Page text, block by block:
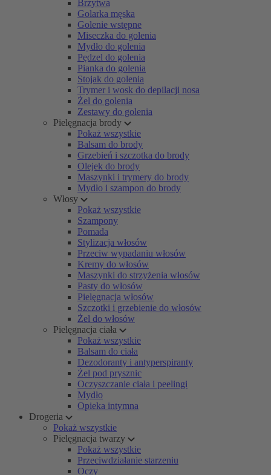
Brzytwa
Golarka męska
Golenie wstępne
Miseczka do golenia
Mydło do golenia
Pędzel do golenia
Pianka do golenia
Stojak do golenia
Trymer i wosk do depilacji nosa
Żel do golenia
Zestawy do golenia
Pielęgnacja brody
Pokaż wszystkie
Balsam do brody
Grzebień i szczotka do brody
Olejek do brody
Maszynki i trymery do brody
Mydło i szampon do brody
Włosy
Pokaż wszystkie
Szampony
Pomada
Stylizacja włosów
Przeciw wypadaniu włosów
Kremy do włosów
Maszynki do strzyżenia włosów
Pasty do włosów
Pielęgnacja włosów
Szczotki i grzebienie do włosów
Żel do włosów
Pielęgnacja ciała
Pokaż wszystkie
Balsam do ciała
Dezodoranty i antyperspiranty
Żel pod prysznic
Oczyszczanie ciała i peelingi
Mydło
Opieka intymna
Drogeria
Pokaż wszystkie
Pielęgnacja twarzy
Pokaż wszystkie
Przeciwdziałanie starzeniu
Oczy